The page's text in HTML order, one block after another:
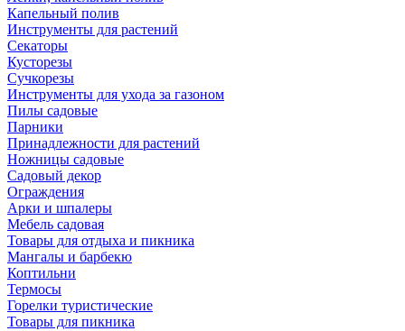
Капельный полив
Инструменты для растений
Секаторы
Кусторезы
Сучкорезы
Инструменты для ухода за газоном
Пилы садовые
Парники
Принадлежности для растений
Ножницы садовые
Садовый декор
Ограждения
Арки и шпалеры
Мебель садовая
Товары для отдыха и пикника
Мангалы и барбекю
Коптильни
Термосы
Горелки туристические
Товары для пикника